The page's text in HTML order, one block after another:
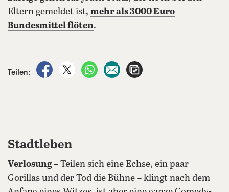
Eltern gemeldet ist, mehr als 3000 Euro
Bundesmittel flöten.
Teilen:
auf Facebook teilen
auf X teilenper WhatsApp teilen
per E-Mail teilen
Stadtleben
Verlosung– Teilen sich eine Echse, ein paar
Gorillas und der Tod die Bühne – klingt nach dem